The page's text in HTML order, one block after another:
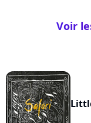
Voir